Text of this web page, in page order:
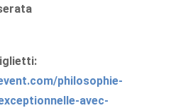
philosophie-
avec-